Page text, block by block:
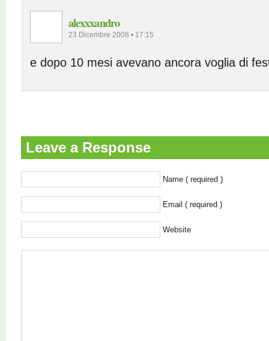
alexxxandro
23 Dicembre 2008 • 17:15
e dopo 10 mesi avevano ancora voglia di
Leave a Response
Name ( required )
Email ( required )
Website